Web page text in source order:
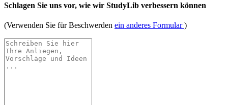
Schlagen Sie uns vor, wie wir StudyLib verbessern können
(Verwenden Sie für Beschwerden ein anderes Formular)